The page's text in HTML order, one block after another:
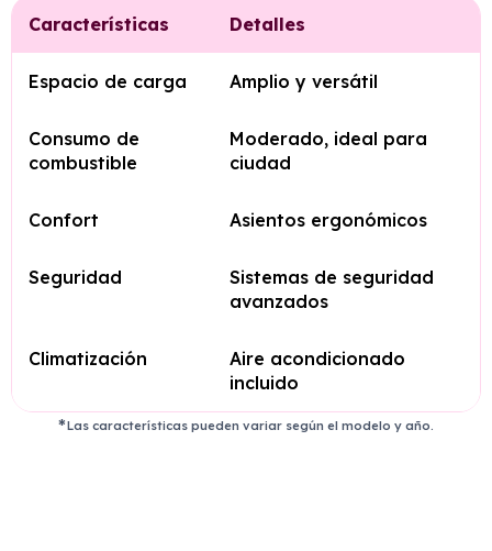
Características Detalles
Espacio de carga Amplio y versátil
Consumo de
combustible
Moderado, ideal para
ciudad
Confort Asientos ergonómicos
Seguridad
Sistemas de seguridad
avanzados
Climatización
Aire acondicionado
incluido
Las características pueden variar según el modelo y año.